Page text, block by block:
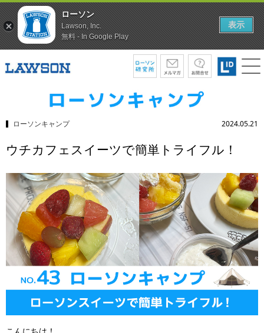
ローソンキャンプ 2024.05.21
ウチカフェスイーツで簡単トライフル！
ローソン
Lawson, Inc.
無料 - In Google Play
表示